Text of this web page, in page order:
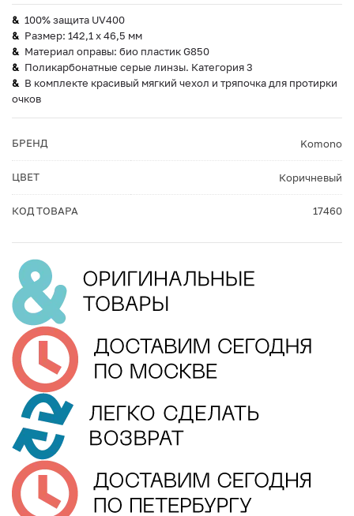
100% защита UV400
Размер: 142,1 х 46,5 мм
Материал оправы: био пластик G850
Поликарбонатные серые линзы. Категория 3
В комплекте красивый мягкий чехол и тряпочка для протирки
очков
БРЕНД Komono
ЦВЕТ Коричневый
КОД ТОВАРА 17460